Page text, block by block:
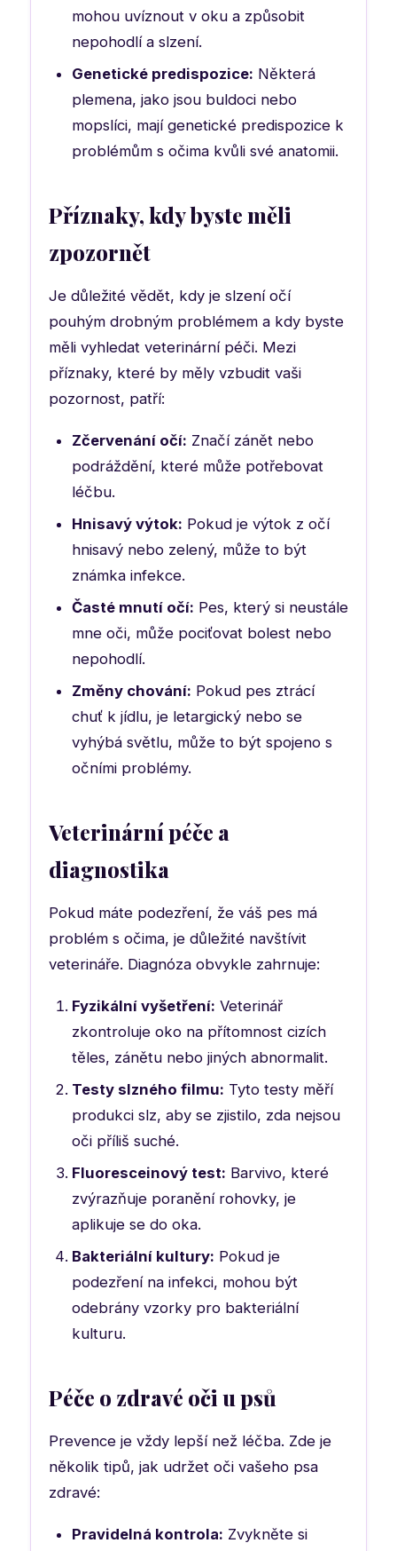
mohou uvíznout v oku a způsobit
nepohodlí a slzení.
Genetické predispozice: Některá
plemena, jako jsou buldoci nebo
mopslíci, mají genetické predispozice k
problémům s očima kvůli své anatomii.
Příznaky, kdy byste měli
zpozornět
Je důležité vědět, kdy je slzení očí
pouhým drobným problémem a kdy byste
měli vyhledat veterinární péči. Mezi
příznaky, které by měly vzbudit vaši
pozornost, patří:
Zčervenání očí: Značí zánět nebo
podráždění, které může potřebovat
léčbu.
Hnisavý výtok: Pokud je výtok z očí
hnisavý nebo zelený, může to být
známka infekce.
Časté mnutí očí: Pes, který si neustále
mne oči, může pociťovat bolest nebo
nepohodlí.
Změny chování: Pokud pes ztrácí
chuť k jídlu, je letargický nebo se
vyhýbá světlu, může to být spojeno s
očními problémy.
Veterinární péče a
diagnostika
Pokud máte podezření, že váš pes má
problém s očima, je důležité navštívit
veterináře. Diagnóza obvykle zahrnuje:
Fyzikální vyšetření: Veterinář
zkontroluje oko na přítomnost cizích
těles, zánětu nebo jiných abnormalit.
Testy slzného filmu: Tyto testy měří
produkci slz, aby se zjistilo, zda nejsou
oči příliš suché.
Fluoresceinový test: Barvivo, které
zvýrazňuje poranění rohovky, je
aplikuje se do oka.
Bakteriální kultury: Pokud je
podezření na infekci, mohou být
odebrány vzorky pro bakteriální
kulturu.
Péče o zdravé oči u psů
Prevence je vždy lepší než léčba. Zde je
několik tipů, jak udržet oči vašeho psa
zdravé:
Pravidelná kontrola: Zvykněte si